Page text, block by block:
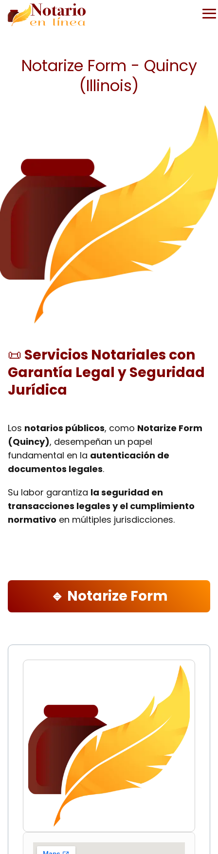
Notarize Form - Quincy
(Illinois)
📜 Servicios Notariales con
Garantía Legal y Seguridad
Jurídica
Los notarios públicos, como Notarize Form
(Quincy), desempeñan un papel
fundamental en la autenticación de
documentos legales.
Su labor garantiza la seguridad en
transacciones legales y el cumplimiento
normativo en múltiples jurisdicciones.
🔹 Notarize Form